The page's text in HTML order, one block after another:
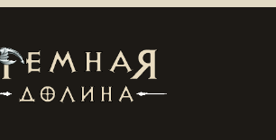
вывода Расширенный